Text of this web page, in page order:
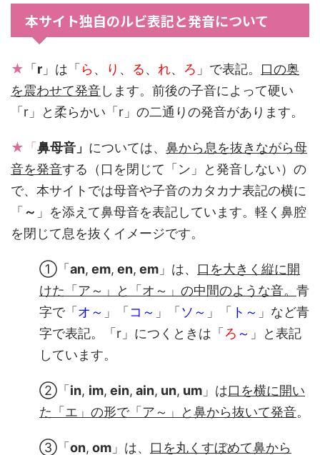
本サイト独自のルビ表記と発音について
★ 「 r 」は「 ら、 り 、 る、 れ、 ろ 」で表記。 口の奥
を震わせて発音します。前後の子音によって硬い
「r」と柔らかい「r」の二通りの発音があります。
★「 鼻母音」 については、 鼻から息を抜きながら母
音を発音する（口を閉じて「ン」と発音しない）の
で、本サイトでは母音や子音のカタカナ表記の横に
「 ～ 」を添えて鼻母音を表記しています。軽く鼻腔
を閉じて息を抜くイメージです。
①「 an, em, en, em 」は、 口を大きく縦に開
けた「ア～」と「オ～」の中間のような音。 青
字で「 オ～ 」「 コ～ 」「 ソ～ 」「 ト～ 」など青
字で表記。「r」につくときは「 ろ ～ 」と表記
しています。
②「 in, im, ein, ain, un, um 」は口を横に開い
た「エ」の形で「ア～」と鼻から抜いて発音。
③「 on, om 」は、 口を丸くすぼめて鼻から